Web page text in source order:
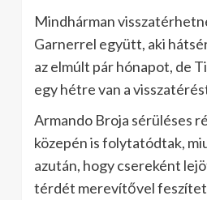
Mindhárman
Garnerrel együtt, aki
az elmúlt pár hónapot, de
egy hétre van a
Armando Broja sérüléses
közepén is folytatódtak,
azután, hogy csereként
térdét merevítővel